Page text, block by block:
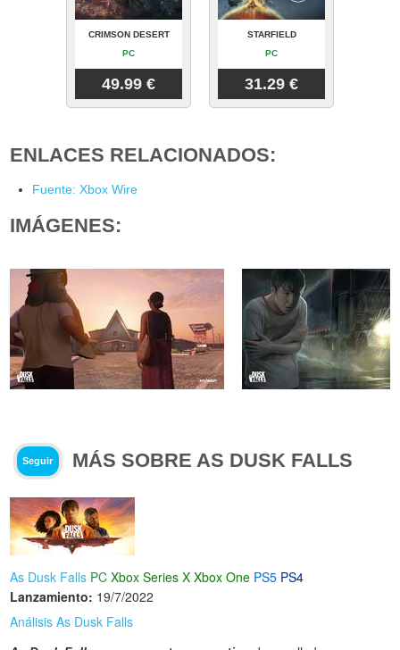
CRIMSON DESERT
PC
49.99 €
STARFIELD
PC
31.29 €
ENLACES RELACIONADOS:
Fuente: Xbox Wire
IMÁGENES:
Seguir MÁS SOBRE AS DUSK FALLS
As Dusk Falls PC Xbox Series X Xbox One PS5 PS4
Lanzamiento: 19/7/2022
Análisis As Dusk Falls